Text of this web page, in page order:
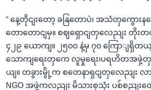
“ နေ့တိုငျးတော့ ခနြတောပဲ၊ အသံတှကွေား
တောတောငျမှ။ စဈရှောငျတှလေညျး တိုး
၄၂၉ ယောကျ။ ၂၅၀၀ နဲ့မှ ၇၀ ကြောျရှိတယျ
သောကျရေးတှကေ လူမှုရေး၊ပရဟိတအဖှဲ့
ယျ။ တခွားမွို့က စတေနာရှငျတှလေညျး လာ
NGO အဖှဲ့ကလညျး မိသားစုသုံး ပစ်စညျးတှေ